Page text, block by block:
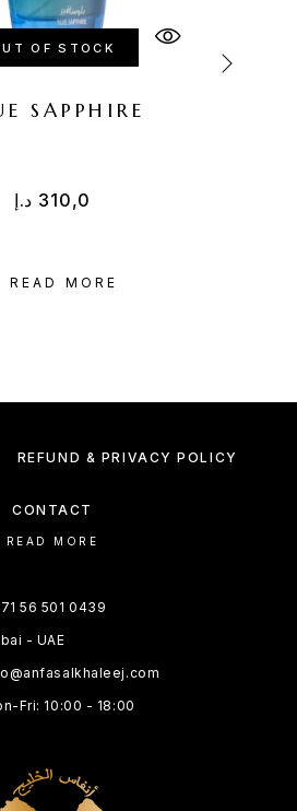
OF STOCK
READ MORE
SAPPHIRE
310,0 د.إ
REFUND & PRIVACY POLICY
CONTACT
READ MORE
56 501 0439
- UAE
Fri: 10:00 - 18:00